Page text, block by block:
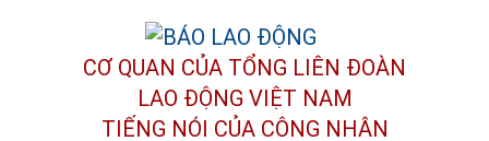
CƠ QUAN CỦA TỔNG LIÊN ĐOÀN
LAO ĐỘNG VIỆT NAM
TIẾNG NÓI CỦA CÔNG NHÂN